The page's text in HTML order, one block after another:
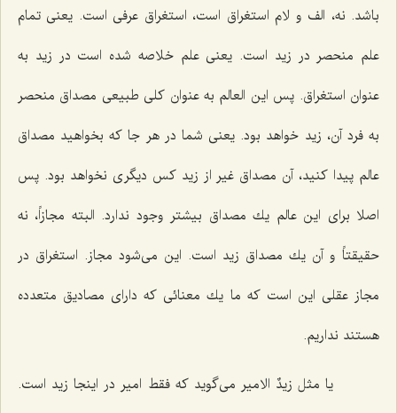
باشد. نه، الف و لام استغراق است، استغراق عرفى است. یعنى تمام
علم منحصر در زید است. یعنى علم خلاصه شده است در زید به
عنوان استغراق. پس این العالم به عنوان كلى طبیعى مصداق منحصر
به فرد آن، زید خواهد بود. یعنى شما در هر جا كه بخواهید مصداق
عالم پیدا كنید، آن مصداق غیر از زید كس دیگرى نخواهد بود. پس
اصلا براى این عالم یك مصداق بیشتر وجود ندارد. البته مجازاً، نه
حقیقتاً و آن یك مصداق زید است. این مى‌شود مجاز. استغراق در
مجاز عقلى این است كه ما یك معنائى كه داراى مصادیق متعدده
هستند نداریم.
یا مثل زیدٌ الامیر مى‌گوید كه فقط امیر در اینجا زید است.